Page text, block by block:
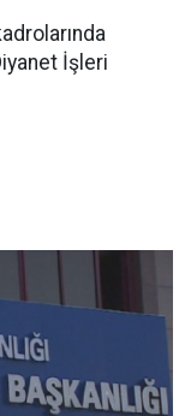
İşleri